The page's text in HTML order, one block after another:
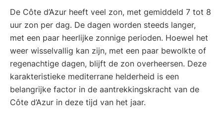
De Côte d’Azur heeft veel zon, met gemiddeld 7 tot 8
uur zon per dag. De dagen worden steeds langer,
met een paar heerlijke zonnige perioden. Hoewel het
weer wisselvallig kan zijn, met een paar bewolkte of
regenachtige dagen, blijft de zon overheersen. Deze
karakteristieke mediterrane helderheid is een
belangrijke factor in de aantrekkingskracht van de
Côte d’Azur in deze tijd van het jaar.